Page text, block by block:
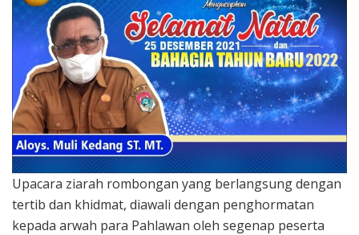
Upacara ziarah rombongan yang berlangsung dengan
tertib dan khidmat, diawali dengan penghormatan
kepada arwah para Pahlawan oleh segenap peserta